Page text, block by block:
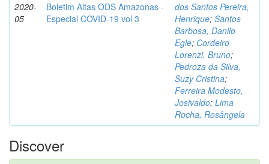
2020-
05
Boletim Altas ODS Amazonas -
Especial COVID-19 vol 3
dos Santos Pereira,
Henrique; Santos
Barbosa, Danilo
Egle; Cordeiro
Lorenzi, Bruno;
Pedroza da Silva,
Suzy Cristina;
Ferreira Modesto,
Josivaldo; Lima
Rocha, Rosângela
Discover